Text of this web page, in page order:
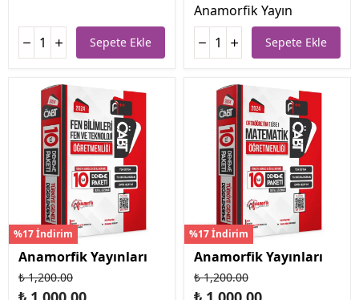
Sepete Ekle
Anamorfik Yayın
Sepete Ekle
%17 İndirim
Anamorfik Yayınları
₺ 1,200.00
%17 İndirim
Anamorfik Yayınları
₺ 1,200.00